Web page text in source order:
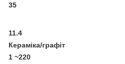
35
11.4
Кераміка/графіт
1 ~220